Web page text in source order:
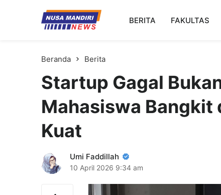
Kampus Digital Bisnis
Universitas Nusa Mandiri
BERITA FAKULTAS
Beranda Berita
Startup Gagal
Mahasiswa Bangkit
Kuat
Umi Faddillah
10 April 2026 9:34 am